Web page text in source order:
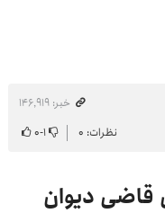
خبر: ۱۴۶٬۹۱۹
نظرات: ۰ ۱-۰
قاضی دیوان